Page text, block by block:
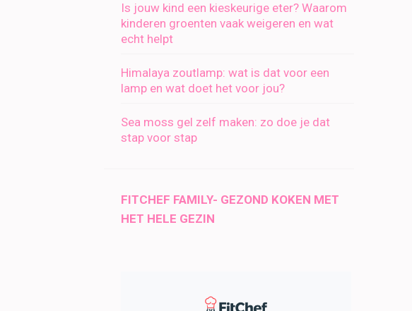
Is jouw kind een kieskeurige eter? Waarom
kinderen groenten vaak weigeren en wat
echt helpt
Himalaya zoutlamp: wat is dat voor een
lamp en wat doet het voor jou?
Sea moss gel zelf maken: zo doe je dat
stap voor stap
FITCHEF FAMILY- GEZOND KOKEN MET
HET HELE GEZIN